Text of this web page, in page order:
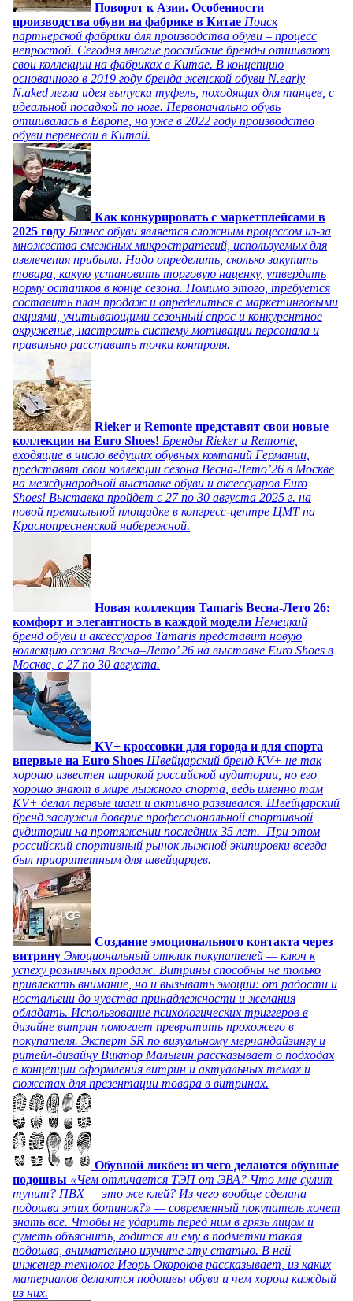
Поворот к Азии. Особенности
производства обуви на фабрике в Китае Поиск
партнерской фабрики для производства обуви – процесс
непростой. Сегодня многие российские бренды отшивают
свои коллекции на фабриках в Китае. В концепцию
основанного в 2019 году бренда женской обуви N.early
N.aked легла идея выпуска туфель, походящих для танцев, с
идеальной посадкой по ноге. Первоначально обувь
отшивалась в Европе, но уже в 2022 году производство
обуви перенесли в Китай.
Как конкурировать с маркетплейсами в
2025 году Бизнес обуви является сложным процессом из-за
множества смежных микростратегий, используемых для
извлечения прибыли. Надо определить, сколько закупить
товара, какую установить торговую наценку, утвердить
норму остатков в конце сезона. Помимо этого, требуется
составить план продаж и определиться с маркетинговыми
акциями, учитывающими сезонный спрос и конкурентное
окружение, настроить систему мотивации персонала и
правильно расставить точки контроля.
Rieker и Remonte представят свои новые
коллекции на Euro Shoes! Бренды Rieker и Remonte,
входящие в число ведущих обувных компаний Германии,
представят свои коллекции сезона Весна-Лето’26 в Москве
на международной выставке обуви и аксессуаров Euro
Shoes! Выставка пройдет c 27 по 30 августа 2025 г. на
новой премиальной площадке в конгресс-центре ЦМТ на
Краснопресненской набережной.
Новая коллекция Tamaris Весна-Лето 26:
комфорт и элегантность в каждой модели Немецкий
бренд обуви и аксессуаров Tamaris представит новую
коллекцию сезона Весна–Лето’ 26 на выставке Euro Shoes в
Москве, с 27 по 30 августа.
KV+ кроссовки для города и для спорта
впервые на Euro Shoes Швейцарский бренд KV+ не так
хорошо известен широкой российской аудитории, но его
хорошо знают в мире лыжного спорта, ведь именно там
KV+ делал первые шаги и активно развивался. Швейцарский
бренд заслужил доверие профессиональной спортивной
аудитории на протяжении последних 35 лет. При этом
российский спортивный рынок лыжной экипировки всегда
был приоритетным для швейцарцев.
Создание эмоционального контакта через
витрину Эмоциональный отклик покупателей — ключ к
успеху розничных продаж. Витрины способны не только
привлекать внимание, но и вызывать эмоции: от радости и
ностальгии до чувства принадлежности и желания
обладать. Использование психологических триггеров в
дизайне витрин помогает превратить прохожего в
покупателя. Эксперт SR по визуальному мерчандайзингу и
ритейл-дизайну Виктор Малыгин рассказывает о подходах
в концепции оформления витрин и актуальных темах и
сюжетах для презентации товара в витринах.
Обувной ликбез: из чего делаются обувные
подошвы «Чем отличается ТЭП от ЭВА? Что мне сулит
тунит? ПВХ — это же клей? Из чего вообще сделана
подошва этих ботинок?» — современный покупатель хочет
знать все. Чтобы не ударить перед ним в грязь лицом и
суметь объяснить, годится ли ему в подметки такая
подошва, внимательно изучите эту статью. В ней
инженер-технолог Игорь Окороков рассказывает, из каких
материалов делаются подошвы обуви и чем хорош каждый
из них.